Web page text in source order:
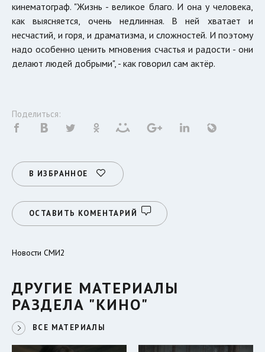
кинематограф. "Жизнь - великое благо. И она у человека,
как выясняется, очень недлинная. В ней хватает и
несчастий, и горя, и драматизма, и сложностей. И поэтому
надо особенно ценить мгновения счастья и радости - они
делают людей добрыми", - как говорил сам актёр.
Поделиться:
В ИЗБРАННОЕ
ОСТАВИТЬ КОМЕНТАРИЙ
Новости СМИ2
ДРУГИЕ МАТЕРИАЛЫ
РАЗДЕЛА "КИНО"
ВСЕ МАТЕРИАЛЫ